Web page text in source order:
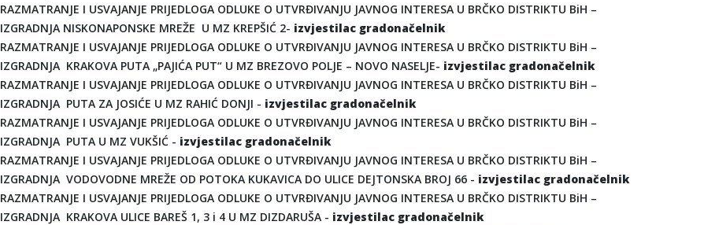
RAZMATRANJE I USVAJANJE PRIJEDLOGA ODLUKE O UTVRĐIVANJU JAVNOG INTERESA U BRČKO DISTRIKTU BiH –
IZGRADNJA NISKONAPONSKE MREŽE U MZ KREPŠIĆ 2- izvjestilac gradonačelnik
RAZMATRANJE I USVAJANJE PRIJEDLOGA ODLUKE O UTVRĐIVANJU JAVNOG INTERESA U BRČKO DISTRIKTU BiH –
IZGRADNJA KRAKOVA PUTA „PAJIĆA PUT“ U MZ BREZOVO POLJE – NOVO NASELJE- izvjestilac gradonačelnik
RAZMATRANJE I USVAJANJE PRIJEDLOGA ODLUKE O UTVRĐIVANJU JAVNOG INTERESA U BRČKO DISTRIKTU BiH –
IZGRADNJA PUTA ZA JOSIĆE U MZ RAHIĆ DONJI - izvjestilac gradonačelnik
RAZMATRANJE I USVAJANJE PRIJEDLOGA ODLUKE O UTVRĐIVANJU JAVNOG INTERESA U BRČKO DISTRIKTU BiH –
IZGRADNJA PUTA U MZ VUKŠIĆ - izvjestilac gradonačelnik
RAZMATRANJE I USVAJANJE PRIJEDLOGA ODLUKE O UTVRĐIVANJU JAVNOG INTERESA U BRČKO DISTRIKTU BiH –
IZGRADNJA VODOVODNE MREŽE OD POTOKA KUKAVICA DO ULICE DEJTONSKA BROJ 66 - izvjestilac gradonačelnik
RAZMATRANJE I USVAJANJE PRIJEDLOGA ODLUKE O UTVRĐIVANJU JAVNOG INTERESA U BRČKO DISTRIKTU BiH –
IZGRADNJA KRAKOVA ULICE BAREŠ 1, 3 i 4 U MZ DIZDARUŠA - izvjestilac gradonačelnik